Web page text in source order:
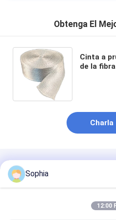
Obtenga El
Cinta a
de la
Charla
Productos Recomendados
Sophia
12:00